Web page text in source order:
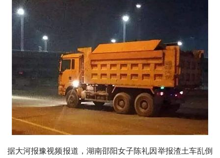
据大河报豫视频报道，湖南邵阳女子陈礼因举报渣土车乱倒